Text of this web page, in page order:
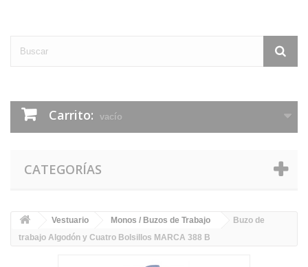
Carrito: vacío
CATEGORÍAS
Vestuario Monos / Buzos de Trabajo
Buzo de
trabajo Algodón y Cuatro Bolsillos MARCA 388 B